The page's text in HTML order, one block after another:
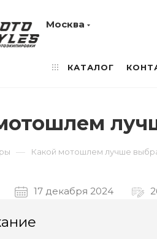
Москва
КАТАЛОГ
— Какой мотошлем лучше
17 декабря 2024